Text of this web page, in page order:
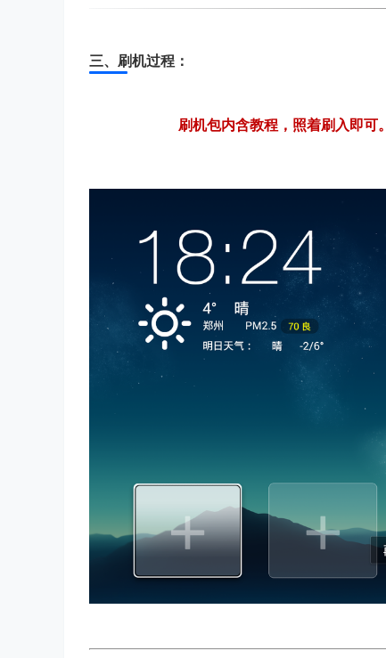
三、刷机过程：
刷机包内含教程，照着刷入即可。